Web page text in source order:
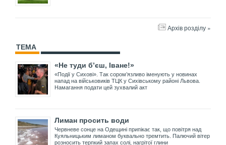
Архів розділу »
ТЕМА
«Не туди б’єш, Іване!»
«Події у Сихові». Так сором’язливо іменують у новинах
напад на військовиків ТЦК у Сихівському районі Львова.
Намагання подати цей зухвалий акт
Лиман просить води
Червневе сонце на Одещині припікає так, що повітря над
Куяльницьким лиманом буквально тремтить. Палючий вітер
розносить терпкий запах солі, нагрітої глини